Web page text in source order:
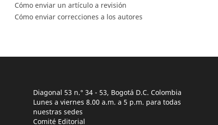
Cómo enviar un artículo a revisión
Cómo enviar correcciones a los autores
Diagonal 53 n.° 34 - 53, Bogotá D.C. Colombia
Lunes a viernes 8.00 a.m. a 5 p.m. para todas
nuestras sedes
Comité Editorial